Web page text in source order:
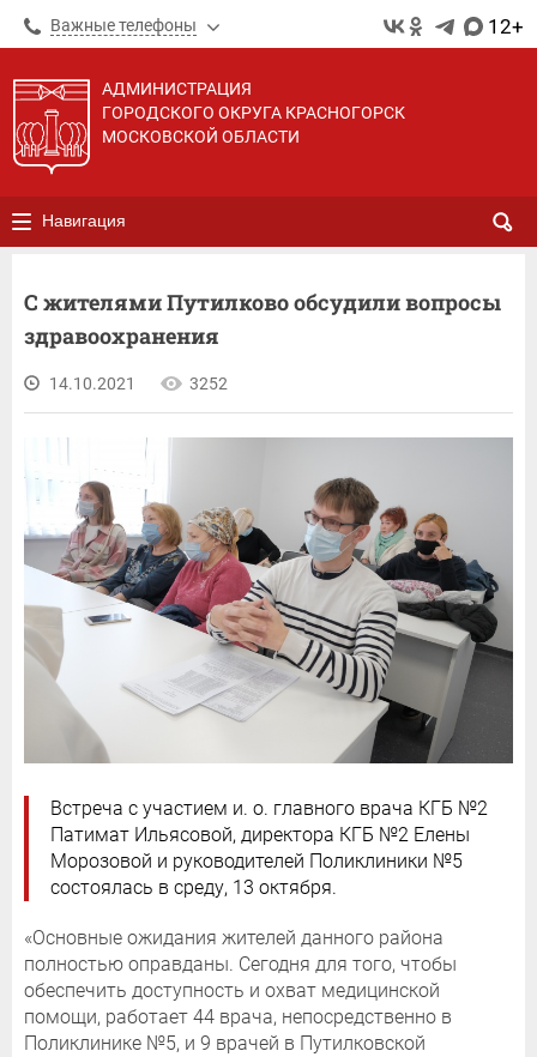
Важные телефоны 12+
АДМИНИСТРАЦИЯ
ГОРОДСКОГО ОКРУГА КРАСНОГОРСК
МОСКОВСКОЙ ОБЛАСТИ
Навигация
С жителями Путилково обсудили вопросы
здравоохранения
14.10.2021 3252
Встреча с участием и. о. главного врача КГБ №2
Патимат Ильясовой, директора КГБ №2 Елены
Морозовой и руководителей Поликлиники №5
состоялась в среду, 13 октября.
«Основные ожидания жителей данного района
полностью оправданы. Сегодня для того, чтобы
обеспечить доступность и охват медицинской
помощи, работает 44 врача, непосредственно в
Поликлинике №5, и 9 врачей в Путилковской